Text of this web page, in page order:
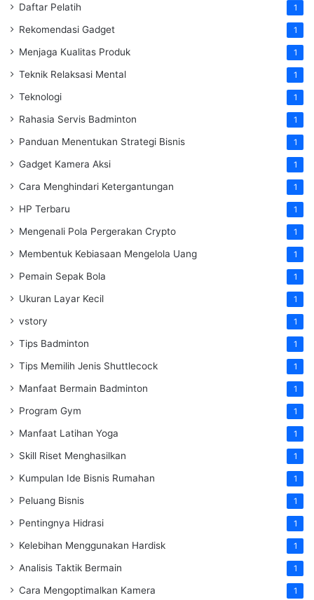
Daftar Pelatih 1
Rekomendasi Gadget 1
Menjaga Kualitas Produk 1
Teknik Relaksasi Mental 1
Teknologi 1
Rahasia Servis Badminton 1
Panduan Menentukan Strategi Bisnis 1
Gadget Kamera Aksi 1
Cara Menghindari Ketergantungan 1
HP Terbaru 1
Mengenali Pola Pergerakan Crypto 1
Membentuk Kebiasaan Mengelola Uang 1
Pemain Sepak Bola 1
Ukuran Layar Kecil 1
vstory 1
Tips Badminton 1
Tips Memilih Jenis Shuttlecock 1
Manfaat Bermain Badminton 1
Program Gym 1
Manfaat Latihan Yoga 1
Skill Riset Menghasilkan 1
Kumpulan Ide Bisnis Rumahan 1
Peluang Bisnis 1
Pentingnya Hidrasi 1
Kelebihan Menggunakan Hardisk 1
Analisis Taktik Bermain 1
Cara Mengoptimalkan Kamera 1